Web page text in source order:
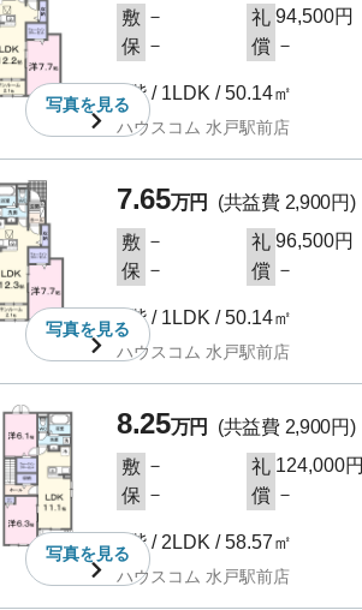
写真を見る
敷 － 礼 94,500円
保 － 償 －
1階 / 1LDK / 50.14㎡
ハウスコム 水戸駅前店
写真を見る
7.65万円
(共益費 2,900円)
敷 － 礼 96,500円
保 － 償 －
1階 / 1LDK / 50.14㎡
ハウスコム 水戸駅前店
写真を見る
8.25万円
(共益費 2,900円)
敷 － 礼 124,000円
保 － 償 －
2階 / 2LDK / 58.57㎡
ハウスコム 水戸駅前店